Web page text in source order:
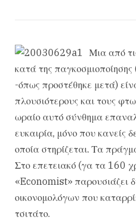
Μια από
κατά της παγκοσμιοποίησης
-όπως προστέθηκε μετά)
πλουσιότερους και τους
ωραίο αυτό σύνθημα
ευκαιρία, μόνο που κανείς
οποία στηρίζεται. Τα
Στο επετειακό (γα τα 160
«Economist» παρουσιάζει
οικονομολόγων που
τσιτάτο.